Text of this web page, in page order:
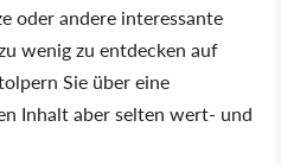
oder andere interessante
wenig zu entdecken auf
Sie über eine
Inhalt aber selten wert- und